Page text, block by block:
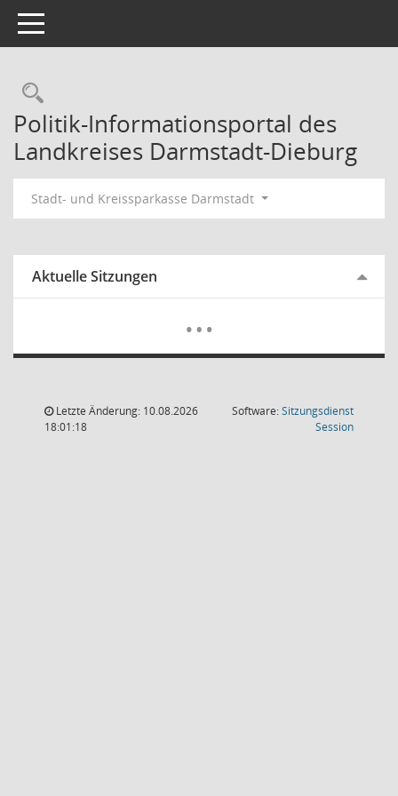
Toggle navigation
Rechercheauswahl
Politik-Informationsportal des
Landkreises Darmstadt-Dieburg
Stadt- und Kreissparkasse Darmstadt
Aktuelle Sitzungen
…Mehr
Letzte Änderung: 10.08.2026
18:01:18
Software:Sitzungsdienst
Session(Wird in